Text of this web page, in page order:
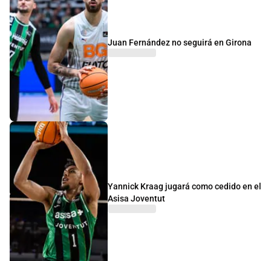
Juan Fernández no seguirá en Girona
Yannick Kraag jugará como cedido en el
Asisa Joventut